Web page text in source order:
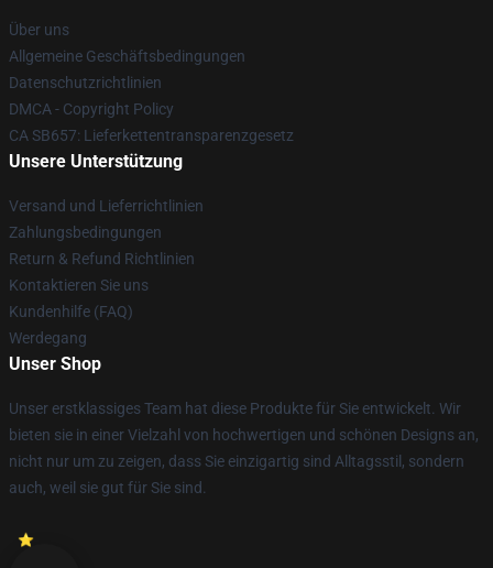
Über uns
Allgemeine Geschäftsbedingungen
Datenschutzrichtlinien
DMCA - Copyright Policy
CA SB657: Lieferkettentransparenzgesetz
Unsere Unterstützung
Versand und Lieferrichtlinien
Zahlungsbedingungen
Return & Refund Richtlinien
Kontaktieren Sie uns
Kundenhilfe (FAQ)
Werdegang
Unser Shop
Unser erstklassiges Team hat diese Produkte für Sie entwickelt. Wir
bieten sie in einer Vielzahl von hochwertigen und schönen Designs an,
nicht nur um zu zeigen, dass Sie einzigartig sind Alltagsstil, sondern
auch, weil sie gut für Sie sind.